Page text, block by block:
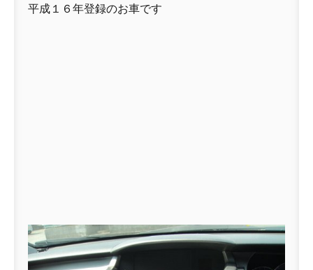
平成１６年登録のお車です